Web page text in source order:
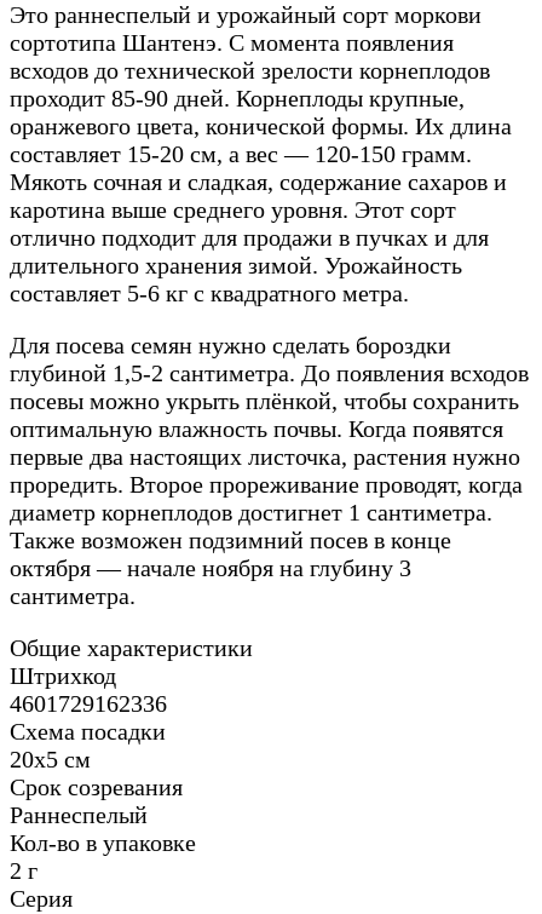
Это раннеспелый и урожайный сорт моркови
сортотипа Шантенэ. С момента появления
всходов до технической зрелости корнеплодов
проходит 85-90 дней. Корнеплоды крупные,
оранжевого цвета, конической формы. Их длина
составляет 15-20 см, а вес — 120-150 грамм.
Мякоть сочная и сладкая, содержание сахаров и
каротина выше среднего уровня. Этот сорт
отлично подходит для продажи в пучках и для
длительного хранения зимой. Урожайность
составляет 5-6 кг с квадратного метра.
Для посева семян нужно сделать бороздки
глубиной 1,5-2 сантиметра. До появления всходов
посевы можно укрыть плёнкой, чтобы сохранить
оптимальную влажность почвы. Когда появятся
первые два настоящих листочка, растения нужно
проредить. Второе прореживание проводят, когда
диаметр корнеплодов достигнет 1 сантиметра.
Также возможен подзимний посев в конце
октября — начале ноября на глубину 3
сантиметра.
Общие характеристики
Штрихкод
4601729162336
Схема посадки
20х5 см
Срок созревания
Раннеспелый
Кол-во в упаковке
2 г
Серия